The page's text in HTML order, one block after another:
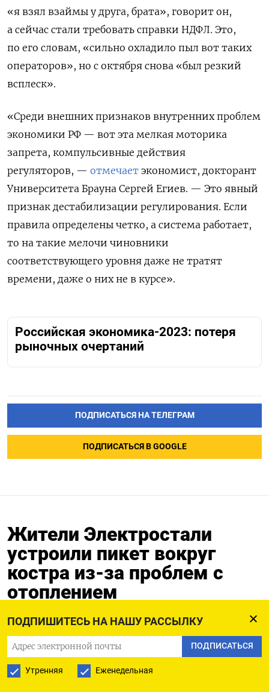
ПОДПИШИТЕСЬ НА НАШУ РАССЫЛКУ
ПОДПИСАТЬСЯ
Утренняя Еженедельная
«я взял взаймы у друга, брата», говорит он,
а сейчас стали требовать справки НДФЛ. Это,
по его словам, «сильно охладило пыл вот таких
операторов», но с октября снова «был резкий
всплеск».
«Среди внешних признаков внутренних проблем
экономики РФ — вот эта мелкая моторика
запрета, компульсивные действия
регуляторов, — отмечает экономист, докторант
Университета Брауна Сергей Егиев. — Это явный
признак дестабилизации регулирования. Если
правила определены четко, а система работает,
то на такие мелочи чиновники
соответствующего уровня даже не тратят
времени, даже о них не в курсе».
Российская экономика-2023: потеря
рыночных очертаний
ПОДПИСАТЬСЯ НА ТЕЛЕГРАМ
ПОДПИСАТЬСЯ В GOOGLE
Жители Электростали
устроили пикет вокруг
костра из-за проблем с
отоплением
09.01.2024